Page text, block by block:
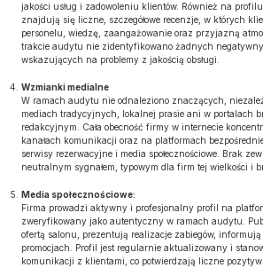
jakości usług i zadowoleniu klientów. Również na
znajdują się liczne, szczegółowe recenzje, w których
personelu, wiedzę, zaangażowanie oraz przyjazną
trakcie audytu nie zidentyfikowano żadnych
wskazujących na problemy z jakością obsługi.
Wzmianki medialne
W ramach audytu nie odnaleziono znaczących,
mediach tradycyjnych, lokalnej prasie ani w portalach
redakcyjnym. Cała obecność firmy w internecie
kanałach komunikacji oraz na platformach
serwisy rezerwacyjne i media społecznościowe. Brak
neutralnym sygnałem, typowym dla firm tej wielkości i
Media społecznościowe:
Firma prowadzi aktywny i profesjonalny profil na
zweryfikowany jako autentyczny w ramach audytu.
ofertą salonu, prezentują realizacje zabiegów, informują
promocjach. Profil jest regularnie aktualizowany i
komunikacji z klientami, co potwierdzają liczne